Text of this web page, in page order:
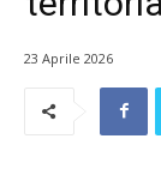
23 Aprile 2026